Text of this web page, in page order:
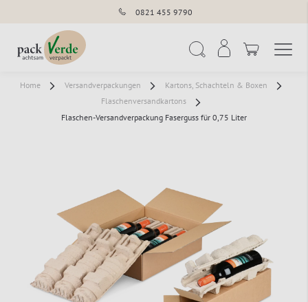
0821 455 9790
Home Versandverpackungen
Kartons, Schachteln & Boxen
Flaschenversandkartons
Flaschen-Versandverpackung Faserguss für 0,75 Liter